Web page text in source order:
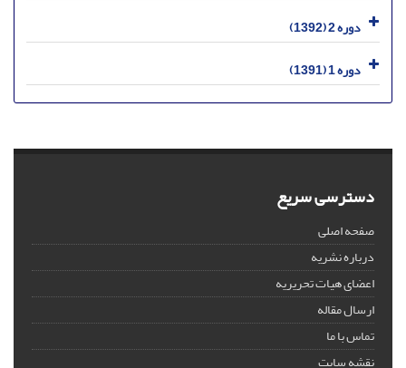
دوره 2 (1392)
دوره 1 (1391)
دسترسی سریع
صفحه اصلی
درباره نشریه
اعضای هیات تحریریه
ارسال مقاله
تماس با ما
نقشه سایت